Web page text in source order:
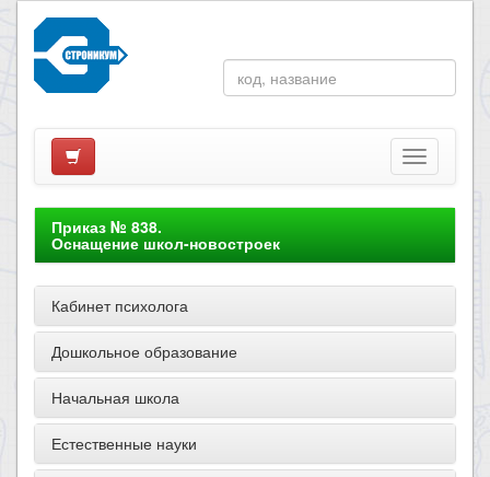
Приказ № 838.
Оснащение школ-новостроек
Кабинет психолога
Дошкольное образование
Начальная школа
Естественные науки